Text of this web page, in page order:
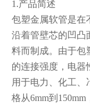
1.产品简述
包塑金属软管是在
沿着管壁芯的凹凸
料而制成。由于包
的连接强度，电器
用于电力、化工、
格从6mm到